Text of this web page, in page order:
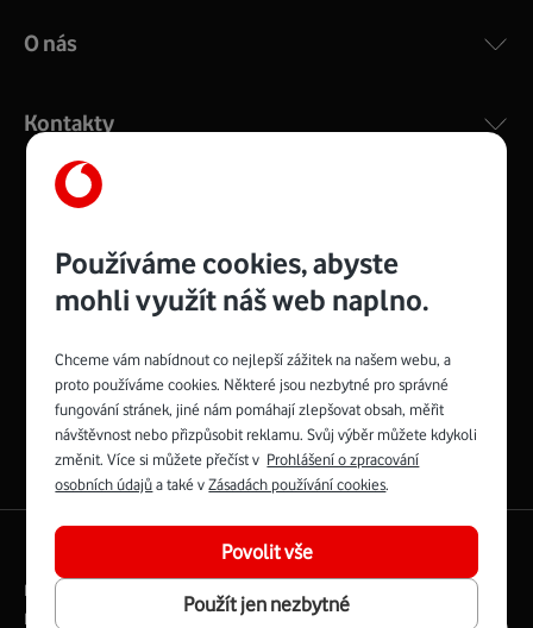
Spojte se s Vodafonem
Facebook
profil
X
profil
Instagram
profil
Youtube
profil
Vodafone
TV
Facebook
LinkedIn
profil
English|Mapa webu
O nás
Kontakty
Právní podmínky
Digitální odpovědnost
Cookies Dokumenty
Management
and
consultancy
Recruitment
Academy
logo
Top
odpovědná
roku
2024
Platinové
ocenění
EcoVadis
2025
Award
má
První
zelenou
síť
Používáme cookies, abyste
mohli využít náš web naplno.
Chceme vám nabídnout co nejlepší zážitek na našem webu, a
proto používáme cookies. Některé jsou nezbytné pro správné
fungování stránek, jiné nám pomáhají zlepšovat obsah, měřit
návštěvnost nebo přizpůsobit reklamu. Svůj výběr můžete kdykoli
změnit. Více si můžete přečíst v Prohlášení o zpracování
osobních údajůa také vZásadách používání cookies.
Použít jen nezbytné
Povolit vše